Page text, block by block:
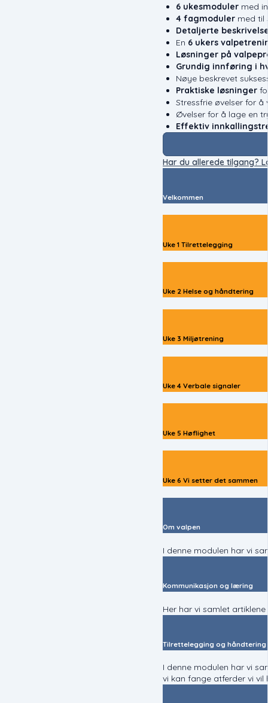
6 ukesmodulermed
4 fagmodulermed til
Detaljerte
En 6 ukers
Løsninger på
Grundig innføring i
Nøye beskrevet
Praktiske løsninger
Stressfrie øvelser for
Øvelser for å lage en
Effektiv
Har du allerede tilgang?
Velkommen
Uke 1 Tilrettelegging
Uke 2 Helse og håndtering
Uke 3 Miljøtrening
Uke 4 Verbale signaler
Uke 5 Høflighet
Uke 6 Vi setter det sammen
Om valpen
I denne modulen har vi
Kommunikasjon og læring
Her har vi samlet
Tilrettelegging og håndtering
I denne modulen har vi
vi kan fange atferder vi